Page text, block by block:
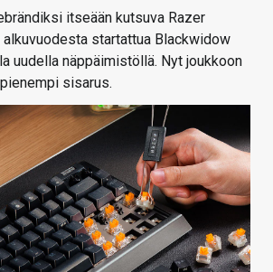
itseään kutsuva Razer
startattua Blackwidow
uudella näppäimistöllä. Nyt joukkoon
sisarus.